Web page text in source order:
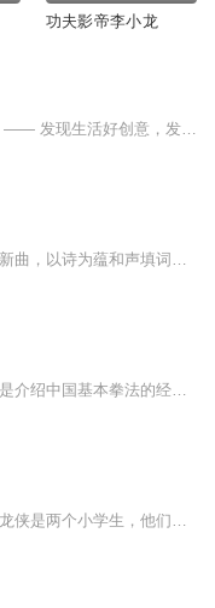
功夫影帝李小龙